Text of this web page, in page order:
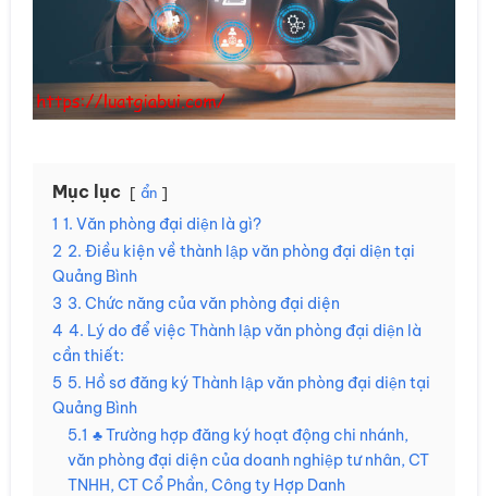
Mục lục ẩn
1 1. Văn phòng đại diện là gì?
2 2. Điều kiện về thành lập văn phòng đại diện tại
Quảng Bình
3 3. Chức năng của văn phòng đại diện
4 4. Lý do để việc Thành lập văn phòng đại diện là
cần thiết:
5 5. Hồ sơ đăng ký Thành lập văn phòng đại diện tại
Quảng Bình
5.1 ♣ Trường hợp đăng ký hoạt động chi nhánh,
văn phòng đại diện của doanh nghiệp tư nhân, CT
TNHH, CT Cổ Phần, Công ty Hợp Danh